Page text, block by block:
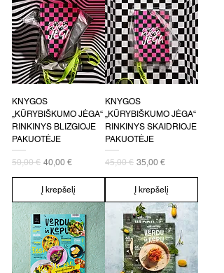
KNYGOS
„KŪRYBIŠKUMO JĖGA“
RINKINYS BLIZGIOJE
PAKUOTĖJE
Įprastinė kaina
50,00 € Pardavimo kaina
40,00 €
Į krepšelį
KNYGOS
„KŪRYBIŠKUMO JĖGA“
RINKINYS SKAIDRIOJE
PAKUOTĖJE
Įprastinė kaina
45,00 € Pardavimo kaina
35,00 €
Į krepšelį